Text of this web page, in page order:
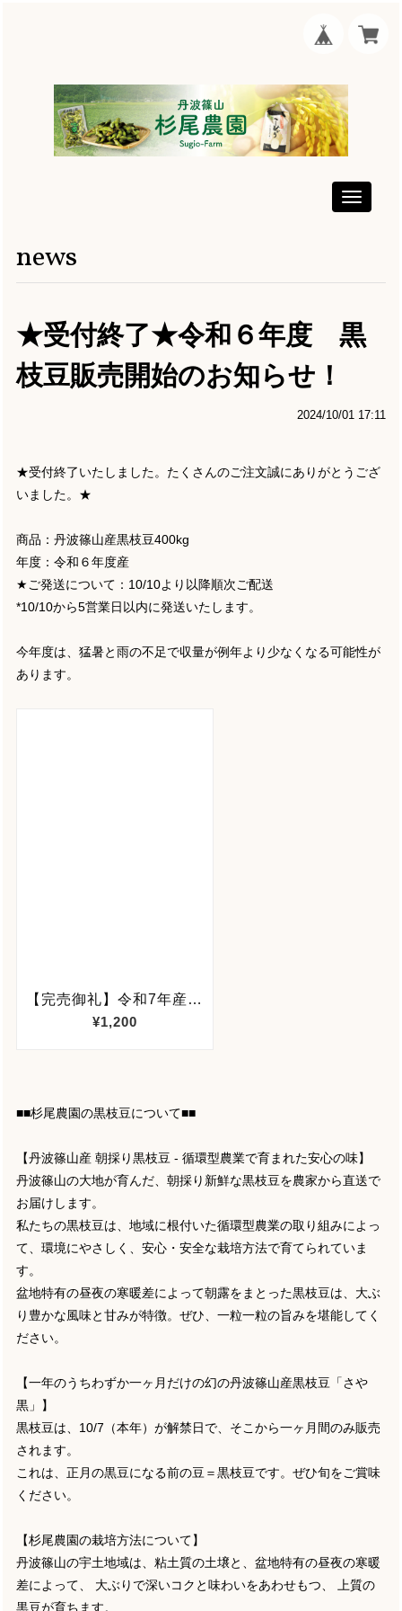
Toggle
news
★受付終了★令和６年度 黒
枝豆販売開始のお知らせ！
2024/10/01 17:11
★受付終了いたしました。たくさんのご注文誠にありがとうござ
いました。★
商品：丹波篠山産黒枝豆400kg
年度：令和６年度産
★ご発送について：10/10より以降順次ご配送
*10/10から5営業日以内に発送いたします。
今年度は、猛暑と雨の不足で収量が例年より少なくなる可能性が
あります。
■■杉尾農園の黒枝豆について■■
【丹波篠山産 朝採り黒枝豆 - 循環型農業で育まれた安心の味】
丹波篠山の大地が育んだ、朝採り新鮮な黒枝豆を農家から直送で
お届けします。
私たちの黒枝豆は、地域に根付いた循環型農業の取り組みによっ
て、環境にやさしく、安心・安全な栽培方法で育てられていま
す。
盆地特有の昼夜の寒暖差によって朝露をまとった黒枝豆は、大ぶ
り豊かな風味と甘みが特徴。ぜひ、一粒一粒の旨みを堪能してく
ださい。
【一年のうちわずか一ヶ月だけの幻の丹波篠山産黒枝豆「さや
黒」】
黒枝豆は、10/7（本年）が解禁日で、そこから一ヶ月間のみ販売
されます。
これは、正月の黒豆になる前の豆＝黒枝豆です。ぜひ旬をご賞味
ください。
【杉尾農園の栽培方法について】
丹波篠山の宇土地域は、粘土質の土壌と、盆地特有の昼夜の寒暖
差によって、 大ぶりで深いコクと味わいをあわせもつ、 上質の
黒豆が育ちます。